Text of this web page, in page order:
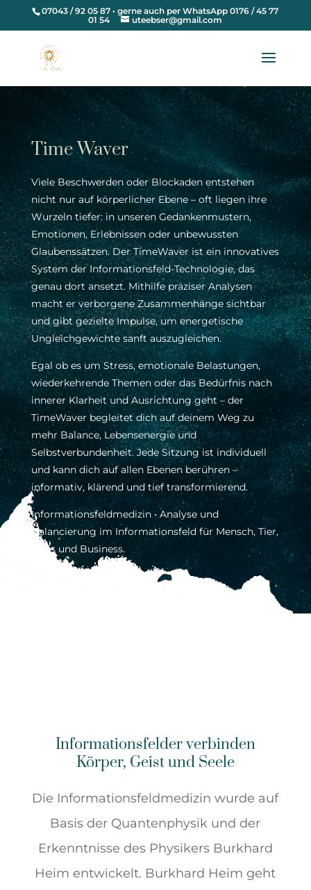
07043 / 92 05 87 • gerne auch per WhatsApp 0176 / 45 77
01 54
uteebser@gmail.com
Time Waver
Viele Beschwerden oder Blockaden entstehen
nicht nur auf körperlicher Ebene – oft liegen ihre
Wurzeln tiefer: in unseren Gedankenmustern,
Emotionen, Erlebnissen oder unbewussten
Glaubenssätzen. Der TimeWaver ist ein innovatives
System der Informationsfeld-Technologie, das
genau dort ansetzt. Mithilfe präziser Analysen
macht er verborgene Zusammenhänge sichtbar
und gibt gezielte Impulse, um energetische
Ungleichgewichte sanft auszugleichen.
Egal ob es um Stress, emotionale Belastungen,
wiederkehrende Themen oder das Bedürfnis nach
innerer Klarheit und Ausrichtung geht – der
TimeWaver begleitet dich auf deinem Weg zu
mehr Balance, Lebensenergie und
Selbstverbundenheit. Jede Sitzung ist individuell
und kann dich auf allen Ebenen berühren –
informativ, klärend und tief transformierend.
Informationsfeldmedizin • Analyse und
Balancierung im Informationsfeld für Mensch, Tier,
Haus und Business.
Informationsfelder verbinden
Körper, Geist und Seele
Die Informationsfeldmedizin wurde auf
Basis der Quantenphysik und der
Erkenntnisse des Physikers Burkhard
Heim entwickelt. Burkhard Heim geht